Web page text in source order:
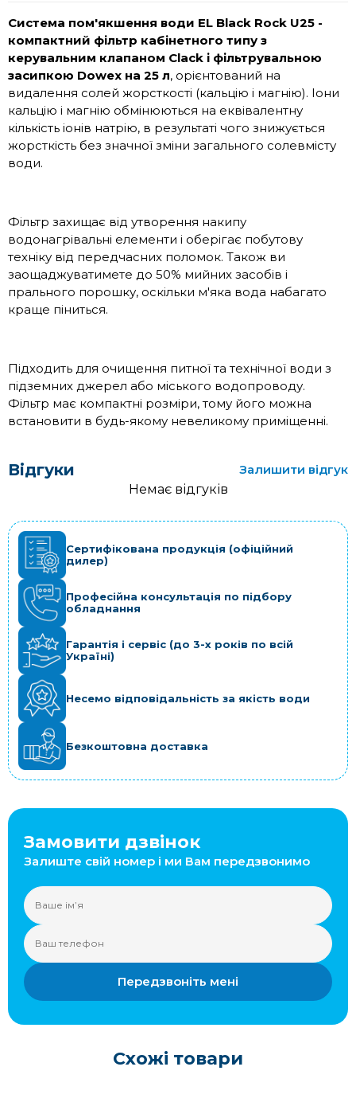
Система пом'якшення води EL Black Rock U25 -
компактний фільтр кабінетного типу з
керувальним клапаном Clack і фільтрувальною
засипкою Dowex на 25 л, орієнтований на
видалення солей жорсткості (кальцію і магнію). Іони
кальцію і магнію обмінюються на еквівалентну
кількість іонів натрію, в результаті чого знижується
жорсткість без значної зміни загального солевмісту
води.
Фільтр захищає від утворення накипу
водонагрівальні елементи і оберігає побутову
техніку від передчасних поломок. Також ви
заощаджуватимете до 50% мийних засобів і
прального порошку, оскільки м'яка вода набагато
краще піниться.
Підходить для очищення питної та технічної води з
підземних джерел або міського водопроводу.
Фільтр має компактні розміри, тому його можна
встановити в будь-якому невеликому приміщенні.
Відгуки
Залишити відгук
Немає відгуків
Сертифікована продукція (офіційний
дилер)
Професійна консультація по підбору
обладнання
Гарантія і сервіс (до 3-х років по всій
Україні)
Несемо відповідальність за якість води
Безкоштовна доставка
Замовити дзвінок
Залиште свій номер і ми Вам передзвонимо
Передзвоніть мені
Схожі товари